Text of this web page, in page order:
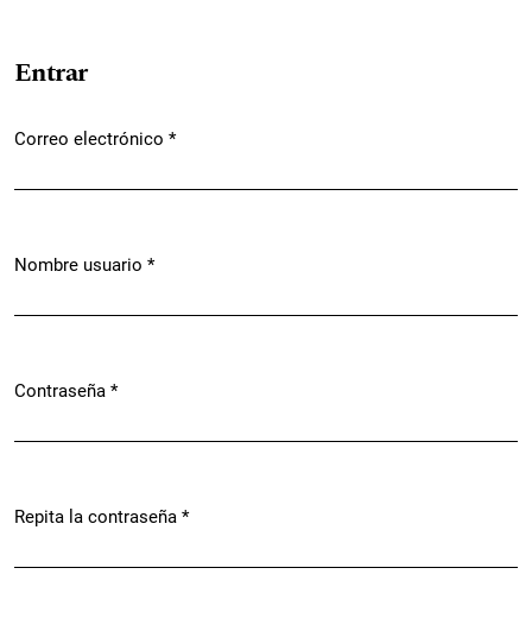
Entrar
Correo electrónico *
Nombre usuario *
Contraseña *
Repita la contraseña *